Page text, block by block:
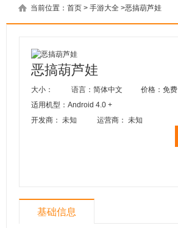
当前位置： 首页 > 手游大全 >恶搞葫芦娃
恶搞葫芦娃
大小： 语言：简体中文
价格：免费
适用机型：Android 4.0 +
开发商： 未知
运营商： 未知
基础信息